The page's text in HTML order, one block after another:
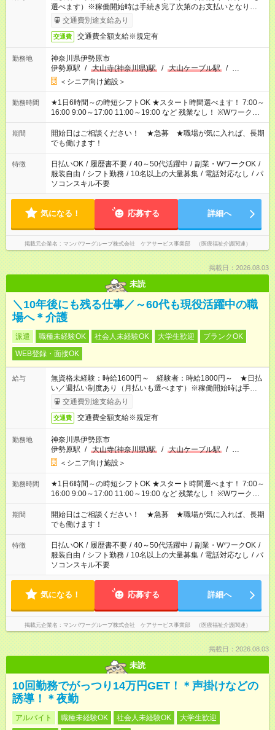
選べます）※稼働開始時は手続き完了次第のお支払いとなりま
す。交通費別途支給あり
交通費 交通費全額支給※規定有
勤務地
神奈川県伊勢原市
伊勢原駅 / 大山寺(神奈川県)駅 / 大山ケーブル駅 / …
＜シニア向け施設＞
勤務時間
★1日6時間～の時短シフトOK ★スタート時間選べます！ 7:00～
16:00 9:00～17:00 11:00～19:00 など 残業なし！ ※Wワークの
場合、他のお仕事と合わせ週40時間超の就業はご案内できませ
ん ※法令に基づき、週20時間以上勤務は社会保険への加入対象
となります ※労働者派遣法（日雇い派遣の原則禁止）により、
短時間・短期間の就業はご案内が難しい場合があります
期間
開始日はご相談ください！ ★急募 ★職場が気に入れば、長期
でも働けます！
特徴 日払いOK / 履歴書不要 / 40～50代活躍中 / 副業・WワークOK /
服装自由 / シフト勤務 / 10名以上の大量募集 / 電話対応なし / パ
ソコンスキル不要
気になる！ 応募する 詳細へ
掲載元企業名 マンパワーグループ株式会社 ケアサービス事業部 （医療福祉介護関連）
掲載日：2026.08.03
未読
＼10年後にも残る仕事／～60代も現役活躍中の職
場へ＊介護
派遣 職種未経験OK 社会人未経験OK 大学生歓迎
ブランクOK
WEB登録・面接OK
給与
無資格未経験：時給1600円～ 経験者：時給1800円～ ★日払
い／週払い制度あり（月払いも選べます）※稼働開始時は手続き
完了次第のお支払いとなります。
交通費別途支給あり
交通費 交通費全額支給※規定有
勤務地
神奈川県伊勢原市
伊勢原駅 / 大山寺(神奈川県)駅 / 大山ケーブル駅 / …
＜シニア向け施設＞
勤務時間
★1日6時間～の時短シフトOK ★スタート時間選べます！ 7:00～
16:00 9:00～17:00 11:00～19:00 など 残業なし！ ※Wワークの
場合、他のお仕事と合わせ週40時間超の就業はご案内できませ
ん ※法令に基づき、週20時間以上勤務は社会保険への加入対象
となります ※労働者派遣法（日雇い派遣の原則禁止）により、
短時間・短期間の就業はご案内が難しい場合があります
期間
開始日はご相談ください！ ★急募 ★職場が気に入れば、長期
でも働けます！
特徴 日払いOK / 履歴書不要 / 40～50代活躍中 / 副業・WワークOK /
服装自由 / シフト勤務 / 10名以上の大量募集 / 電話対応なし / パ
ソコンスキル不要
気になる！ 応募する 詳細へ
掲載元企業名 マンパワーグループ株式会社 ケアサービス事業部 （医療福祉介護関連）
掲載日：2026.08.03
未読
10回勤務でがっつり14万円GET！＊声掛けなどの
誘導！＊夜勤
アルバイト 職種未経験OK 社会人未経験OK
大学生歓迎